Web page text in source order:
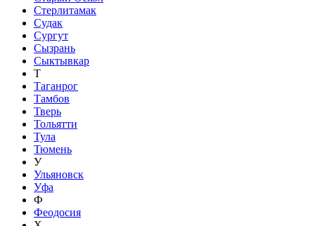
Стерлитамак
Судак
Сургут
Сызрань
Сыктывкар
Т
Таганрог
Тамбов
Тверь
Тольятти
Тула
Тюмень
У
Ульяновск
Уфа
Ф
Феодосия